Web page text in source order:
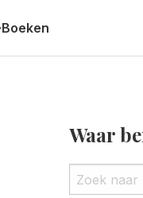
Boeken
Waar